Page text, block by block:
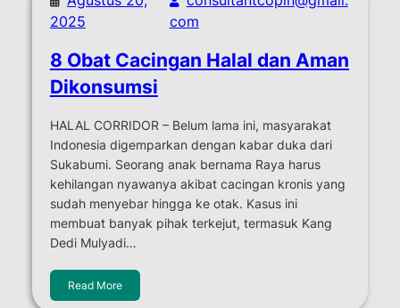
2025
com
8 Obat Cacingan Halal dan Aman
Dikonsumsi
HALAL CORRIDOR – Belum lama ini, masyarakat
Indonesia digemparkan dengan kabar duka dari
Sukabumi. Seorang anak bernama Raya harus
kehilangan nyawanya akibat cacingan kronis yang
sudah menyebar hingga ke otak. Kasus ini
membuat banyak pihak terkejut, termasuk Kang
Dedi Mulyadi…
Read More